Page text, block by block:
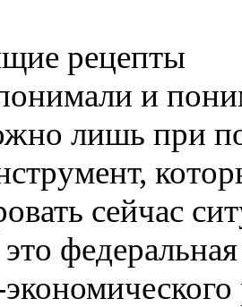
рецепты
и
лишь при
сейчас